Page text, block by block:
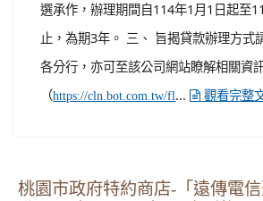
選承作，辦理期間自114年1月1日起至
止，為期3年。 三、 旨揭貸款辦理方式
各分行，亦可至該公司網站瞭解相關資
（https://cln.bot.com.tw/fl ... 觀看完整
桃園市政府特約商店-「遠傳電